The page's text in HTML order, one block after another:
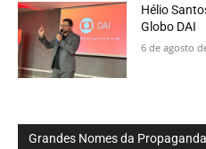
Hélio
Globo DAI
6 de agosto
Grandes Nomes da Propaganda